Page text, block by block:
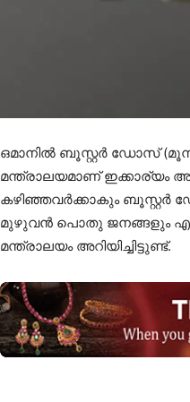
ഒമാനിൽ ബൂസ്റ്റർ ഡോസ്
മന്ത്രാലയമാണ് ഇക്കാര്യം
കഴിഞ്ഞവർക്കാകും ബൂസ്റ്റർ
മുഴുവൻ പൊതു ജനങ്ങളും
മന്ത്രാലയം അറിയിച്ചിട്ടുണ്ട്.